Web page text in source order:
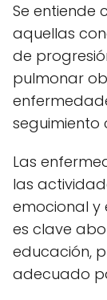
Se entiende
aquellas
de
pulmonar
seguimiento
Las
las
emocional y
es clave
educación,
adecuado